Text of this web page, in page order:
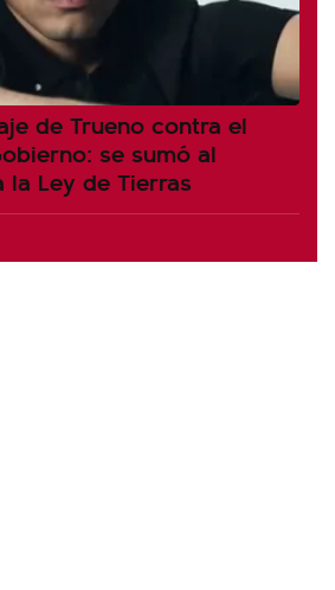
de Trueno contra el
se sumó al
Ley de Tierras